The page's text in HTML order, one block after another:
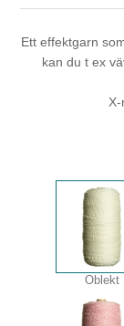
Ett effektgarn
kan du t ex
Oblekt